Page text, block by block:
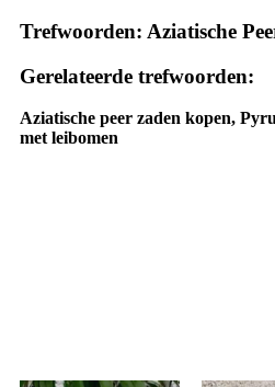
Trefwoorden: Aziatische
Gerelateerde trefwoorden:
Aziatische peer zaden kopen,
met leibomen